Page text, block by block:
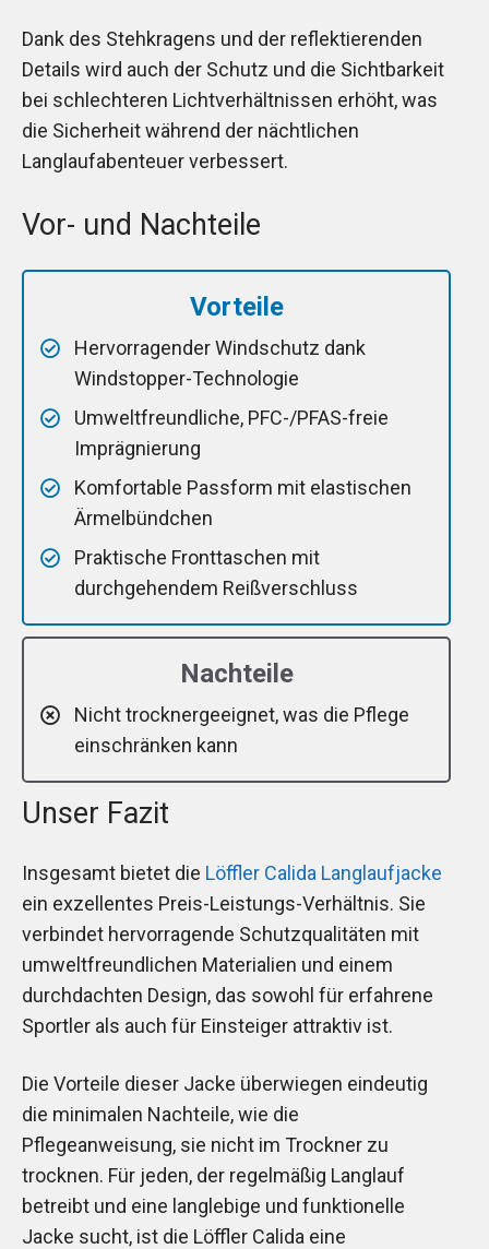
Dank des Stehkragens und der reflektierenden
Details wird auch der Schutz und die Sichtbarkeit
bei schlechteren Lichtverhältnissen erhöht, was
die Sicherheit während der nächtlichen
Langlaufabenteuer verbessert.
Vor- und Nachteile
Vorteile
Hervorragender Windschutz dank
Windstopper-Technologie
Umweltfreundliche, PFC-/PFAS-freie
Imprägnierung
Komfortable Passform mit elastischen
Ärmelbündchen
Praktische Fronttaschen mit
durchgehendem Reißverschluss
Nachteile
Nicht trocknergeeignet, was die Pflege
einschränken kann
Unser Fazit
Insgesamt bietet die Löffler Calida Langlaufjacke
ein exzellentes Preis-Leistungs-Verhältnis. Sie
verbindet hervorragende Schutzqualitäten mit
umweltfreundlichen Materialien und einem
durchdachten Design, das sowohl für erfahrene
Sportler als auch für Einsteiger attraktiv ist.
Die Vorteile dieser Jacke überwiegen eindeutig
die minimalen Nachteile, wie die
Pflegeanweisung, sie nicht im Trockner zu
trocknen. Für jeden, der regelmäßig Langlauf
betreibt und eine langlebige und funktionelle
Jacke sucht, ist die Löffler Calida eine